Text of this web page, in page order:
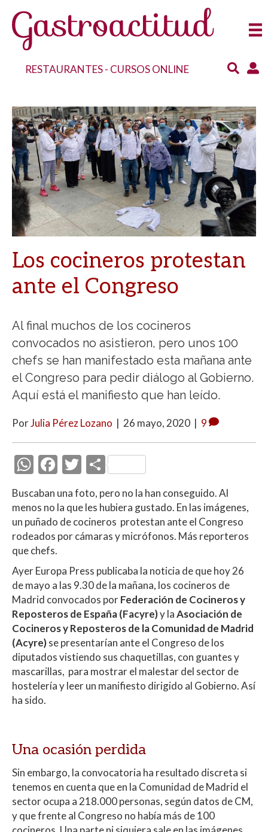
RESTAURANTES- CURSOS ONLINE
Los cocineros protestan
ante el Congreso
Al final muchos de los cocineros
convocados no asistieron, pero unos 100
chefs se han manifestado esta mañana ante
el Congreso para pedir diálogo al Gobierno.
Aquí está el manifiesto que han leído.
PorJulia Pérez Lozano | 26 mayo, 2020 | 9
W
h
at
s
A
p
p
F
e
b
o
k
T
itt
er
C
m
p
ar
r
Buscaban una foto, pero no la han conseguido. Al
menos no la que les hubiera gustado. En las imágenes,
un puñado de cocineros protestan ante el Congreso
rodeados por cámaras y micrófonos. Más reporteros
que chefs.
Ayer Europa Press publicaba la noticia de que hoy 26
de mayo a las 9.30 de la mañana, los cocineros de
Madrid convocados porFederación de Cocineros y
Reposteros de España (Facyre)y laAsociación de
Cocineros y Reposteros de la Comunidad de Madrid
(Acyre)se presentarían ante el Congreso de los
diputados vistiendo sus chaquetillas, con guantes y
mascarillas, para mostrar el malestar del sector de
hostelería y leer un manifiesto dirigido al Gobierno. Así
ha sido.
Una ocasión perdida
Sin embargo, la convocatoria ha resultado discreta si
tenemos en cuenta que en la Comunidad de Madrid el
sector ocupa a 218.000 personas, según datos de CM,
y que frente al Congreso no había más de 100